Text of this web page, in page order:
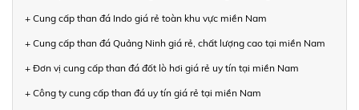
+ Cung cấp than đá Indo giá rẻ toàn khu vực miền Nam
+ Cung cấp than đá Quảng Ninh giá rẻ, chất lượng cao tại miền Nam
+ Đơn vị cung cấp than đá đốt lò hơi giá rẻ uy tín tại miền Nam
+ Công ty cung cấp than đá uy tín giá rẻ tại miền Nam